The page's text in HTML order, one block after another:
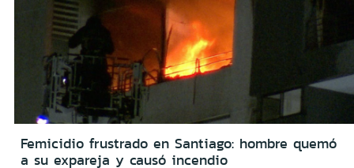
Femicidio frustrado en Santiago: hombre quemó
a su expareja y causó incendio